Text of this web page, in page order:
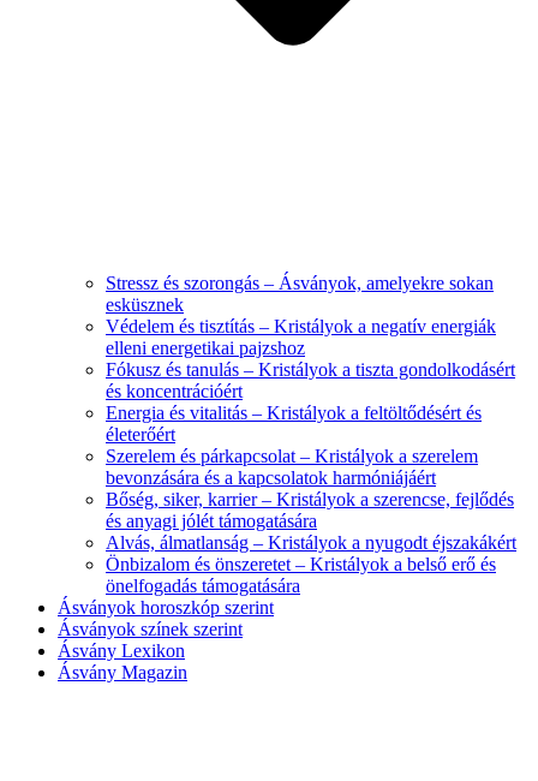
Stressz és szorongás – Ásványok, amelyekre sokan
esküsznek
Védelem és tisztítás – Kristályok a negatív energiák
elleni energetikai pajzshoz
Fókusz és tanulás – Kristályok a tiszta gondolkodásért
és koncentrációért
Energia és vitalitás – Kristályok a feltöltődésért és
életerőért
Szerelem és párkapcsolat – Kristályok a szerelem
bevonzására és a kapcsolatok harmóniájáért
Bőség, siker, karrier – Kristályok a szerencse, fejlődés
és anyagi jólét támogatására
Alvás, álmatlanság – Kristályok a nyugodt éjszakákért
Önbizalom és önszeretet – Kristályok a belső erő és
önelfogadás támogatására
Ásványok horoszkóp szerint
Ásványok színek szerint
Ásvány Lexikon
Ásvány Magazin